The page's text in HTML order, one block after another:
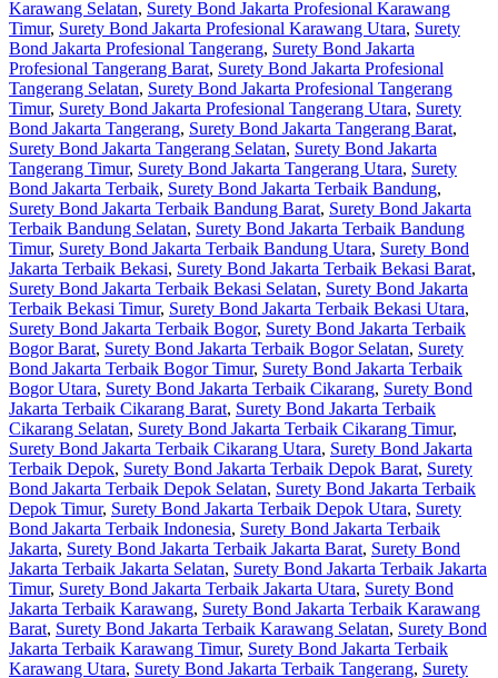
Karawang Selatan, Surety Bond Jakarta Profesional Karawang
Timur, Surety Bond Jakarta Profesional Karawang Utara, Surety
Bond Jakarta Profesional Tangerang, Surety Bond Jakarta
Profesional Tangerang Barat, Surety Bond Jakarta Profesional
Tangerang Selatan, Surety Bond Jakarta Profesional Tangerang
Timur, Surety Bond Jakarta Profesional Tangerang Utara, Surety
Bond Jakarta Tangerang, Surety Bond Jakarta Tangerang Barat,
Surety Bond Jakarta Tangerang Selatan, Surety Bond Jakarta
Tangerang Timur, Surety Bond Jakarta Tangerang Utara, Surety
Bond Jakarta Terbaik, Surety Bond Jakarta Terbaik Bandung,
Surety Bond Jakarta Terbaik Bandung Barat, Surety Bond Jakarta
Terbaik Bandung Selatan, Surety Bond Jakarta Terbaik Bandung
Timur, Surety Bond Jakarta Terbaik Bandung Utara, Surety Bond
Jakarta Terbaik Bekasi, Surety Bond Jakarta Terbaik Bekasi Barat,
Surety Bond Jakarta Terbaik Bekasi Selatan, Surety Bond Jakarta
Terbaik Bekasi Timur, Surety Bond Jakarta Terbaik Bekasi Utara,
Surety Bond Jakarta Terbaik Bogor, Surety Bond Jakarta Terbaik
Bogor Barat, Surety Bond Jakarta Terbaik Bogor Selatan, Surety
Bond Jakarta Terbaik Bogor Timur, Surety Bond Jakarta Terbaik
Bogor Utara, Surety Bond Jakarta Terbaik Cikarang, Surety Bond
Jakarta Terbaik Cikarang Barat, Surety Bond Jakarta Terbaik
Cikarang Selatan, Surety Bond Jakarta Terbaik Cikarang Timur,
Surety Bond Jakarta Terbaik Cikarang Utara, Surety Bond Jakarta
Terbaik Depok, Surety Bond Jakarta Terbaik Depok Barat, Surety
Bond Jakarta Terbaik Depok Selatan, Surety Bond Jakarta Terbaik
Depok Timur, Surety Bond Jakarta Terbaik Depok Utara, Surety
Bond Jakarta Terbaik Indonesia, Surety Bond Jakarta Terbaik
Jakarta, Surety Bond Jakarta Terbaik Jakarta Barat, Surety Bond
Jakarta Terbaik Jakarta Selatan, Surety Bond Jakarta Terbaik Jakarta
Timur, Surety Bond Jakarta Terbaik Jakarta Utara, Surety Bond
Jakarta Terbaik Karawang, Surety Bond Jakarta Terbaik Karawang
Barat, Surety Bond Jakarta Terbaik Karawang Selatan, Surety Bond
Jakarta Terbaik Karawang Timur, Surety Bond Jakarta Terbaik
Karawang Utara, Surety Bond Jakarta Terbaik Tangerang, Surety